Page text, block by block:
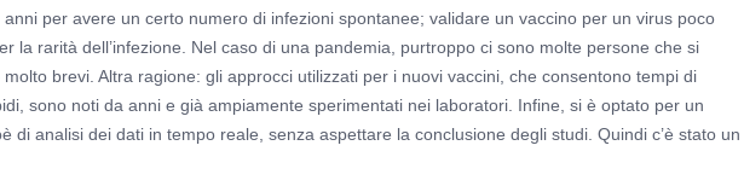
per avere un certo numero di infezioni spontanee; validare un vaccino per un virus poco
la rarità dell’infezione. Nel caso di una pandemia, purtroppo ci sono molte persone che si
brevi. Altra ragione: gli approcci utilizzati per i nuovi vaccini, che consentono tempi di
sono noti da anni e già ampiamente sperimentati nei laboratori. Infine, si è optato per un
di analisi dei dati in tempo reale, senza aspettare la conclusione degli studi. Quindi c’è stato un